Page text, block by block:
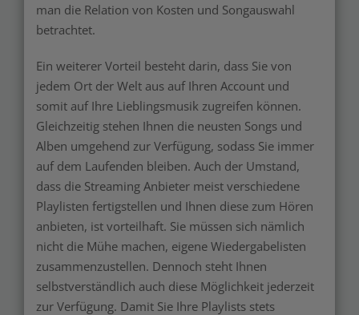
man die Relation von Kosten und Songauswahl
betrachtet.
Ein weiterer Vorteil besteht darin, dass Sie von
jedem Ort der Welt aus auf Ihren Account und
somit auf Ihre Lieblingsmusik zugreifen können.
Gleichzeitig stehen Ihnen die neusten Songs und
Alben umgehend zur Verfügung, sodass Sie immer
auf dem Laufenden bleiben. Auch der Umstand,
dass die Streaming Anbieter meist verschiedene
Playlisten fertigstellen und Ihnen diese zum Hören
anbieten, ist vorteilhaft. Sie müssen sich nämlich
nicht die Mühe machen, eigene Wiedergabelisten
zusammenzustellen. Dennoch steht Ihnen
selbstverständlich auch diese Möglichkeit jederzeit
zur Verfügung. Damit Sie Ihre Playlists stets